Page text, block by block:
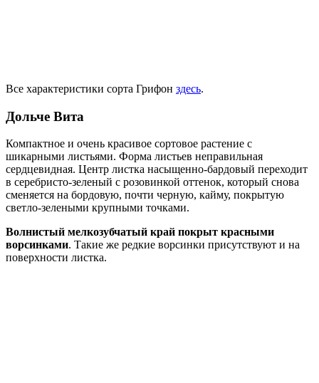
Все характеристики сорта Грифон здесь.
Дольче Вита
Компактное и очень красивое сортовое растение с
шикарными листьями. Форма листьев неправильная
сердцевидная. Центр листка насыщенно-бардовый переходит
в серебристо-зеленый с розовинкой оттенок, который снова
сменяется на бордовую, почти черную, кайму, покрытую
светло-зелеными крупными точками.
Волнистый мелкозубчатый край покрыт красными
ворсинками. Такие же редкие ворсинки присутствуют и на
поверхности листка.